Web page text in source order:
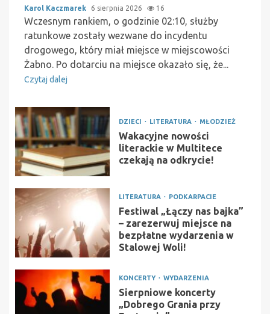
Karol Kaczmarek 6 sierpnia 2026 16
Wczesnym rankiem, o godzinie 02:10, służby
ratunkowe zostały wezwane do incydentu
drogowego, który miał miejsce w miejscowości
Żabno. Po dotarciu na miejsce okazało się, że...
Czytaj dalej
DZIECI LITERATURA MŁODZIEŻ
Wakacyjne nowości
literackie w Multitece
czekają na odkrycie!
LITERATURA PODKARPACIE
Festiwal „Łączy nas bajka”
– zarezerwuj miejsce na
bezpłatne wydarzenia w
Stalowej Woli!
KONCERTY WYDARZENIA
Sierpniowe koncerty
„Dobrego Grania przy